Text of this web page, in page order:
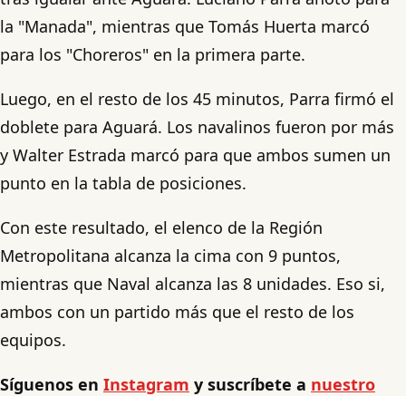
la "Manada", mientras que Tomás Huerta marcó
para los "Choreros" en la primera parte.
Luego, en el resto de los 45 minutos, Parra firmó el
doblete para Aguará. Los navalinos fueron por más
y Walter Estrada marcó para que ambos sumen un
punto en la tabla de posiciones.
Con este resultado, el elenco de la Región
Metropolitana alcanza la cima con 9 puntos,
mientras que Naval alcanza las 8 unidades. Eso si,
ambos con un partido más que el resto de los
equipos.
Síguenos en Instagram y suscríbete a nuestro